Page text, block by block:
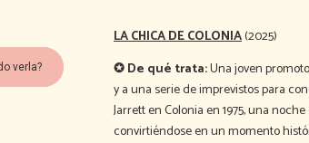
verla?
LA CHICA DE COLONIA(2025)
✪ De qué trata:Una joven
y a una serie de imprevistos para
Jarrett en Colonia en 1975, una
convirtiéndose en un momento